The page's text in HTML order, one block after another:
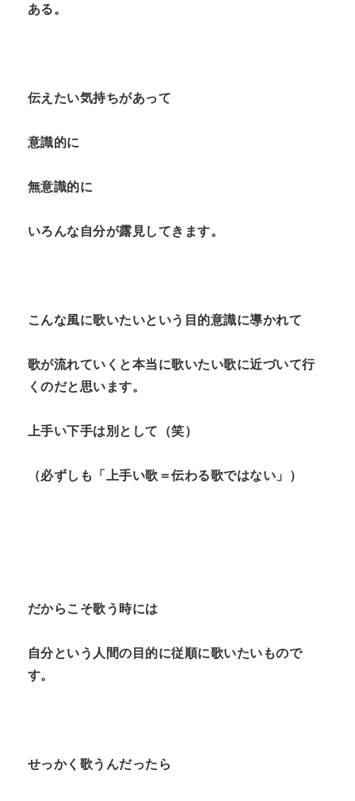
ある。
伝えたい気持ちがあって
意識的に
無意識的に
いろんな自分が露見してきます。
こんな風に歌いたいという目的意識に導かれて
歌が流れていくと本当に歌いたい歌に近づいて行
くのだと思います。
上手い下手は別として（笑）
（必ずしも「上手い歌＝伝わる歌ではない」）
だからこそ歌う時には
自分という人間の目的に従順に歌いたいもので
す。
せっかく歌うんだったら